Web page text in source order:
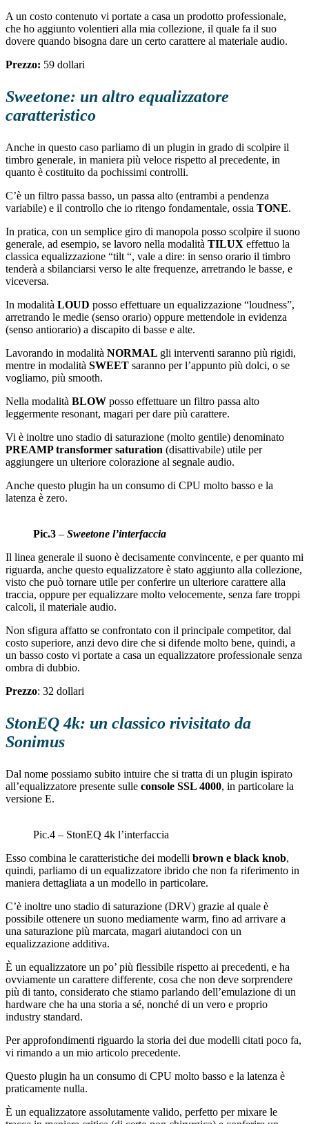
A un costo contenuto vi portate a casa un prodotto professionale,
che ho aggiunto volentieri alla mia collezione, il quale fa il suo
dovere quando bisogna dare un certo carattere al materiale audio.
Prezzo: 59 dollari
Sweetone: un altro equalizzatore
caratteristico
Anche in questo caso parliamo di un plugin in grado di scolpire il
timbro generale, in maniera più veloce rispetto al precedente, in
quanto è costituito da pochissimi controlli.
C’è un filtro passa basso, un passa alto (entrambi a pendenza
variabile) e il controllo che io ritengo fondamentale, ossia TONE.
In pratica, con un semplice giro di manopola posso scolpire il suono
generale, ad esempio, se lavoro nella modalità TILUX effettuo la
classica equalizzazione “tilt “, vale a dire: in senso orario il timbro
tenderà a sbilanciarsi verso le alte frequenze, arretrando le basse, e
viceversa.
In modalità LOUD posso effettuare un equalizzazione “loudness”,
arretrando le medie (senso orario) oppure mettendole in evidenza
(senso antiorario) a discapito di basse e alte.
Lavorando in modalità NORMAL gli interventi saranno più rigidi,
mentre in modalità SWEET saranno per l’appunto più dolci, o se
vogliamo, più smooth.
Nella modalità BLOW posso effettuare un filtro passa alto
leggermente resonant, magari per dare più carattere.
Vi è inoltre uno stadio di saturazione (molto gentile) denominato
PREAMP transformer saturation (disattivabile) utile per
aggiungere un ulteriore colorazione al segnale audio.
Anche questo plugin ha un consumo di CPU molto basso e la
latenza è zero.
Pic.3 – Sweetone l’interfaccia
Il linea generale il suono è decisamente convincente, e per quanto mi
riguarda, anche questo equalizzatore è stato aggiunto alla collezione,
visto che può tornare utile per conferire un ulteriore carattere alla
traccia, oppure per equalizzare molto velocemente, senza fare troppi
calcoli, il materiale audio.
Non sfigura affatto se confrontato con il principale competitor, dal
costo superiore, anzi devo dire che si difende molto bene, quindi, a
un basso costo vi portate a casa un equalizzatore professionale senza
ombra di dubbio.
Prezzo: 32 dollari
StonEQ 4k: un classico rivisitato da
Sonimus
Dal nome possiamo subito intuire che si tratta di un plugin ispirato
all’equalizzatore presente sulle console SSL 4000, in particolare la
versione E.
Pic.4 – StonEQ 4k l’interfaccia
Esso combina le caratteristiche dei modelli brown e black knob,
quindi, parliamo di un equalizzatore ibrido che non fa riferimento in
maniera dettagliata a un modello in particolare.
C’è inoltre uno stadio di saturazione (DRV) grazie al quale è
possibile ottenere un suono mediamente warm, fino ad arrivare a
una saturazione più marcata, magari aiutandoci con un
equalizzazione additiva.
È un equalizzatore un po’ più flessibile rispetto ai precedenti, e ha
ovviamente un carattere differente, cosa che non deve sorprendere
più di tanto, considerato che stiamo parlando dell’emulazione di un
hardware che ha una storia a sé, nonché di un vero e proprio
industry standard.
Per approfondimenti riguardo la storia dei due modelli citati poco fa,
vi rimando a un mio articolo precedente.
Questo plugin ha un consumo di CPU molto basso e la latenza è
praticamente nulla.
È un equalizzatore assolutamente valido, perfetto per mixare le